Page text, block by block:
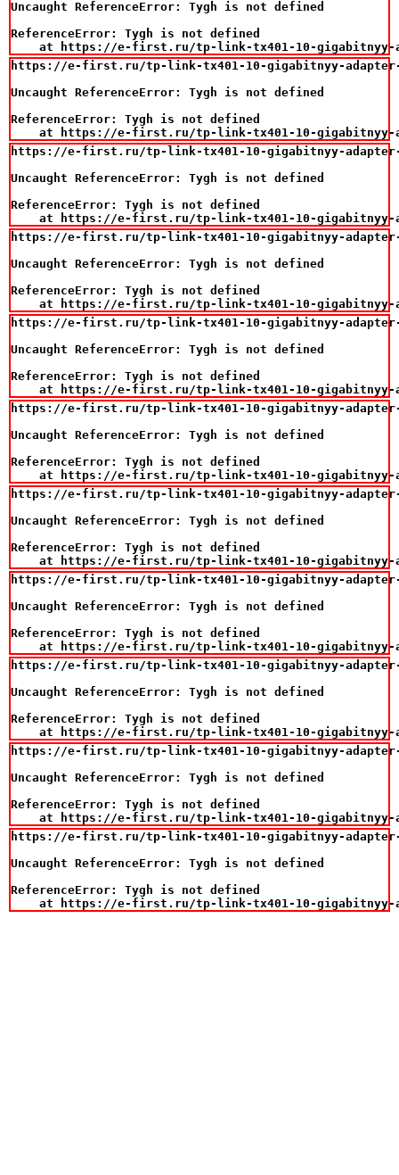
Uncaught ReferenceError: Tygh is not defined
ReferenceError: Tygh is not defined
at https://e-first.ru/tp-link-tx401-10-
https://e-first.ru/tp-link-tx401-10-gigabitnyy-adapter-
Uncaught ReferenceError: Tygh is not defined
ReferenceError: Tygh is not defined
at https://e-first.ru/tp-link-tx401-10-
https://e-first.ru/tp-link-tx401-10-gigabitnyy-adapter-
Uncaught ReferenceError: Tygh is not defined
ReferenceError: Tygh is not defined
at https://e-first.ru/tp-link-tx401-10-
https://e-first.ru/tp-link-tx401-10-gigabitnyy-adapter-
Uncaught ReferenceError: Tygh is not defined
ReferenceError: Tygh is not defined
at https://e-first.ru/tp-link-tx401-10-
https://e-first.ru/tp-link-tx401-10-gigabitnyy-adapter-
Uncaught ReferenceError: Tygh is not defined
ReferenceError: Tygh is not defined
at https://e-first.ru/tp-link-tx401-10-
https://e-first.ru/tp-link-tx401-10-gigabitnyy-adapter-
Uncaught ReferenceError: Tygh is not defined
ReferenceError: Tygh is not defined
at https://e-first.ru/tp-link-tx401-10-
https://e-first.ru/tp-link-tx401-10-gigabitnyy-adapter-
Uncaught ReferenceError: Tygh is not defined
ReferenceError: Tygh is not defined
at https://e-first.ru/tp-link-tx401-10-
https://e-first.ru/tp-link-tx401-10-gigabitnyy-adapter-
Uncaught ReferenceError: Tygh is not defined
ReferenceError: Tygh is not defined
at https://e-first.ru/tp-link-tx401-10-
https://e-first.ru/tp-link-tx401-10-gigabitnyy-adapter-
Uncaught ReferenceError: Tygh is not defined
ReferenceError: Tygh is not defined
at https://e-first.ru/tp-link-tx401-10-
https://e-first.ru/tp-link-tx401-10-gigabitnyy-adapter-
Uncaught ReferenceError: Tygh is not defined
ReferenceError: Tygh is not defined
at https://e-first.ru/tp-link-tx401-10-
https://e-first.ru/tp-link-tx401-10-gigabitnyy-adapter-
Uncaught ReferenceError: Tygh is not defined
ReferenceError: Tygh is not defined
at https://e-first.ru/tp-link-tx401-10-